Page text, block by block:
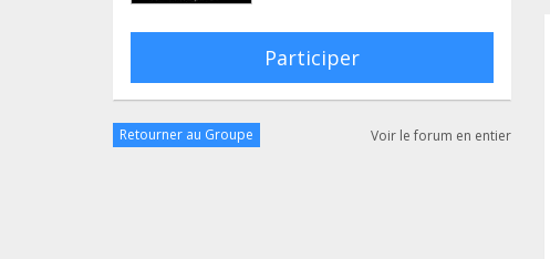
Participer
Retourner au Groupe Voir le forum en entier